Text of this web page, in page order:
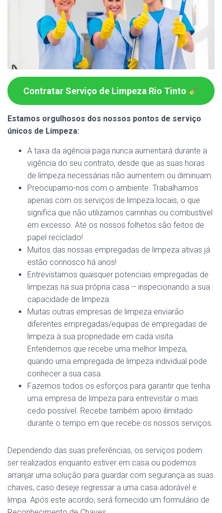
Contratar Serviço de Limpeza Rio Tinto
Estamos orgulhosos dos nossos pontos de serviço
únicos de Limpeza:
A taxa da agência paga nunca aumentará durante a
vigência do seu contrato, desde que as suas horas
de limpeza necessárias não aumentem ou diminuam.
Preocupamo-nos com o ambiente. Trabalhamos
apenas com os serviços de limpeza locais, o que
significa que não utilizamos carrinhas ou combustível
em excesso. Até os nossos folhetos são feitos de
papel reciclado!
Muitos das nossas empregadas de limpeza ativas já
estão connosco há anos!
Entrevistamos quaisquer potenciais empregadas de
limpezas na sua própria casa – inspecionando a sua
capacidade de limpeza.
Muitas outras empresas de limpeza enviarão
diferentes empregadas/equipas de empregadas de
limpeza à sua propriedade em cada visita.
Entendemos que recebe uma melhor limpeza,
quando uma empregada de limpeza individual pode
conhecer a sua casa.
Fazemos todos os esforços para garantir que tenha
uma empresa de limpeza para entrevistar o mais
cedo possível. Recebe também apoio ilimitado
durante o tempo em que recebe os nossos serviços.
Dependendo das suas preferências, os serviços podem
ser realizados enquanto estiver em casa ou podemos
arranjar uma solução para guardar com segurança as suas
chaves, caso deseje regressar a uma casa adorável e
limpa. Após este acordo, será fornecido um formulário de